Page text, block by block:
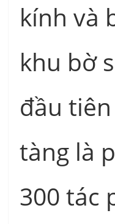
kính và
khu bờ
đầu
tàng là
300 tác